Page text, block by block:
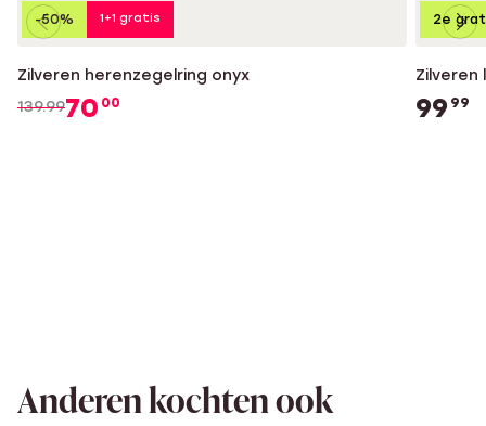
Zilveren herenzegelring onyx
139.9970 00
-50% 1+1 gratis
Zilveren
99 99
2e
Anderen kochten ook